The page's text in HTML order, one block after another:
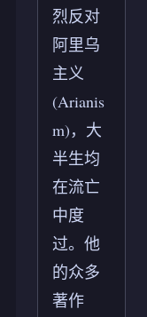
烈反对
阿里乌
主义
(Arianis
m)，大
半生均
在流亡
中度
过。他
的众多
著作